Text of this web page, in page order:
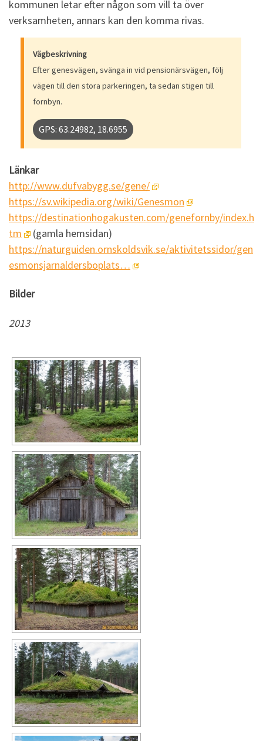
kommunen letar efter någon som vill ta över
verksamheten, annars kan den komma rivas.
Vägbeskrivning
Efter genesvägen, svänga in vid pensionärsvägen, följ
vägen till den stora parkeringen, ta sedan stigen till
fornbyn.
GPS: 63.24982, 18.6955
Länkar
http://www.dufvabygg.se/gene/
https://sv.wikipedia.org/wiki/Genesmon
https://destinationhogakusten.com/genefornby/index.h
tm
(gamla hemsidan)
https://naturguiden.ornskoldsvik.se/aktivitetssidor/gen
esmonsjarnaldersboplats…
Bilder
2013